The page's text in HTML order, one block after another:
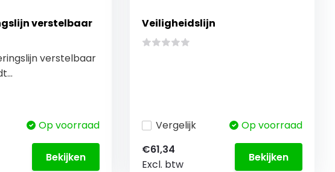
verstelbaar
verstelbaar
Op voorraad
Bekijken
Veiligheidslijn
Vergelijk
Op voorraad
€61,34
Excl. btw
Bekijken